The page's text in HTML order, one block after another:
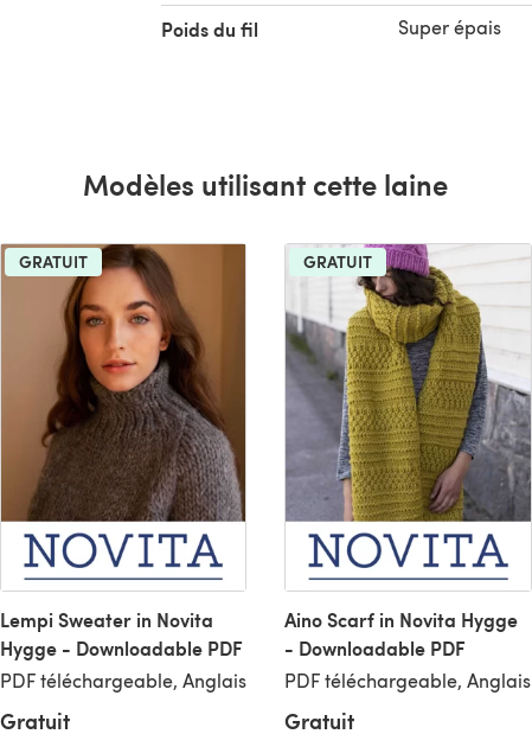
Poids du fil Super épais
Modèles utilisant cette laine
GRATUIT
Lempi Sweater in Novita
Hygge - Downloadable PDF
PDF téléchargeable, Anglais
Gratuit
GRATUIT
Aino Scarf in Novita Hygge
- Downloadable PDF
PDF téléchargeable, Anglais
Gratuit